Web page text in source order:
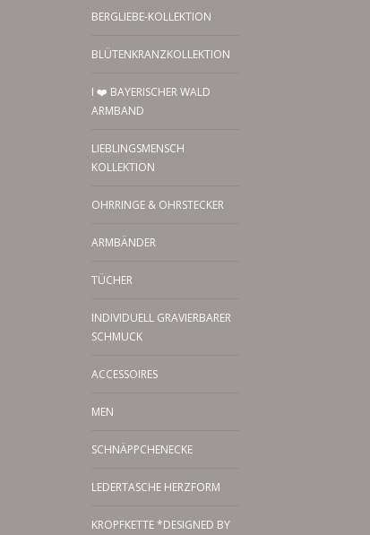
BERGLIEBE-KOLLEKTION
BLÜTENKRANZKOLLEKTION
I ❤️ BAYERISCHER WALD
ARMBAND
LIEBLINGSMENSCH
KOLLEKTION
OHRRINGE & OHRSTECKER
ARMBÄNDER
TÜCHER
INDIVIDUELL GRAVIERBARER
SCHMUCK
ACCESSOIRES
MEN
SCHNÄPPCHENECKE
LEDERTASCHE HERZFORM
KROPFKETTE *DESIGNED BY